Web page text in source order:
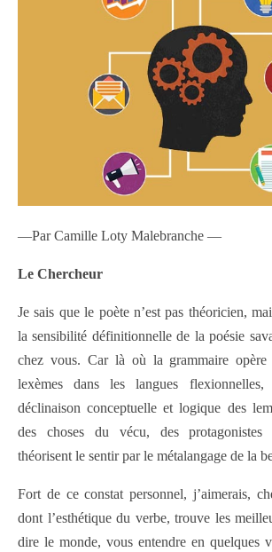
—Par Camille Loty Malebranche —
Le Chercheur
Je sais que le poète n’est pas théoricien,
la sensibilité définitionnelle de la poésie
chez vous. Car là où la grammaire opère
lexèmes dans les langues
déclinaison conceptuelle et logique des
des choses du vécu, des
théorisent le sentir par le métalangage de la
Fort de ce constat personnel, j’aimerais,
dont l’esthétique du verbe, trouve les
dire le monde, vous entendre en quelques